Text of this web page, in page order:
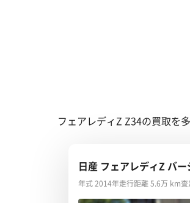
フェアレディZ Z34の買取を
日産 フェアレディZ バ
年式 2014年走行距離 5.6万 km査